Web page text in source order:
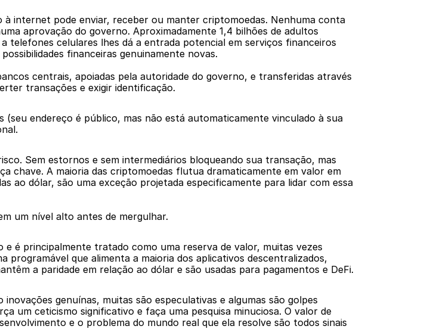
à internet pode enviar, receber ou manter criptomoedas. Nenhuma conta
aprovação do governo. Aproximadamente 1,4 bilhões de adultos
telefones celulares lhes dá a entrada potencial em serviços financeiros
financeiras genuinamente novas.
centrais, apoiadas pela autoridade do governo, e transferidas através
transações e exigir identificação.
endereço é público, mas não está automaticamente vinculado à sua
Sem estornos e sem intermediários bloqueando sua transação, mas
chave. A maioria das criptomoedas flutua dramaticamente em valor em
ao dólar, são uma exceção projetada especificamente para lidar com essa
um nível alto antes de mergulhar.
é principalmente tratado como uma reserva de valor, muitas vezes
programável que alimenta a maioria dos aplicativos descentralizados,
a paridade em relação ao dólar e são usadas para pagamentos e DeFi.
genuínas, muitas são especulativas e algumas são golpes
um ceticismo significativo e faça uma pesquisa minuciosa. O valor de
e o problema do mundo real que ela resolve são todos sinais